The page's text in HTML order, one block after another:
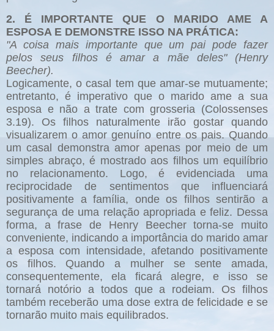
2. É IMPORTANTE QUE O MARIDO AME A
ESPOSA E DEMONSTRE ISSO NA PRÁTICA:
"A coisa mais importante que um pai pode fazer
pelos seus filhos é amar a mãe deles" (Henry
Beecher).
Logicamente, o casal tem que amar-se mutuamente;
entretanto, é imperativo que o marido ame a sua
esposa e não a trate com grosseria (Colossenses
3.19). Os filhos naturalmente irão gostar quando
visualizarem o amor genuíno entre os pais. Quando
um casal demonstra amor apenas por meio de um
simples abraço, é mostrado aos filhos um equilíbrio
no relacionamento. Logo, é evidenciada uma
reciprocidade de sentimentos que influenciará
positivamente a família, onde os filhos sentirão a
segurança de uma relação apropriada e feliz. Dessa
forma, a frase de Henry Beecher torna-se muito
conveniente, indicando a importância do marido amar
a esposa com intensidade, afetando positivamente
os filhos. Quando a mulher se sente amada,
consequentemente, ela ficará alegre, e isso se
tornará notório a todos que a rodeiam. Os filhos
também receberão uma dose extra de felicidade e se
tornarão muito mais equilibrados.